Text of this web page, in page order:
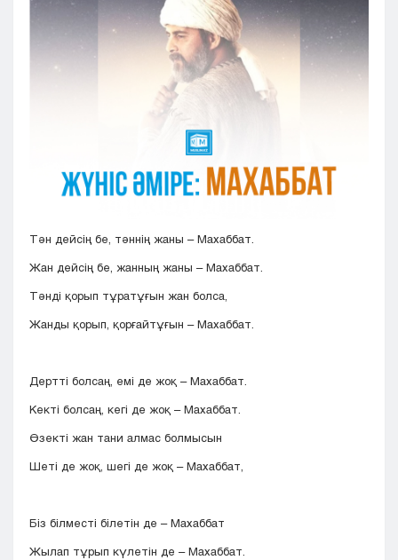
Тән дейсің бе, тәннің жаны – Махаббат.
Жан дейсің бе, жанның жаны – Махаббат.
Тәнді қорып тұратұғын жан болса,
Жанды қорып, қорғайтұғын – Махаббат.
Дертті болсаң, емі де жоқ – Махаббат.
Кекті болсаң, кегі де жоқ – Махаббат.
Өзекті жан тани алмас болмысын
Шеті де жоқ, шегі де жоқ – Махаббат,
Біз білместі білетін де – Махаббат
Жылап тұрып күлетін де – Махаббат.